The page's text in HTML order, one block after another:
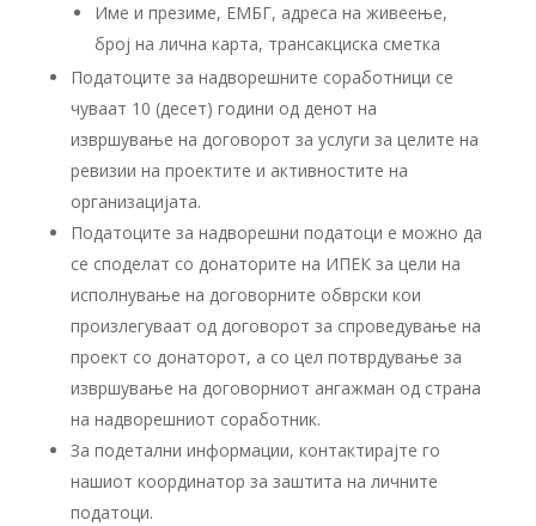
Име и презиме, ЕМБГ, адреса на живеење,
број на лична карта, трансакциска сметка
Податоците за надворешните соработници се
чуваат 10 (десет) години од денот на
извршување на договорот за услуги за целите на
ревизии на проектите и активностите на
организацијата.
Податоците за надворешни податоци е можно да
се споделат со донаторите на ИПЕК за цели на
исполнување на договорните обврски кои
произлегуваат од договорот за спроведување на
проект со донаторот, а со цел потврдување за
извршување на договорниот ангажман од страна
на надворешниот соработник.
За подетални информации, контактирајте го
нашиот координатор за заштита на личните
податоци.